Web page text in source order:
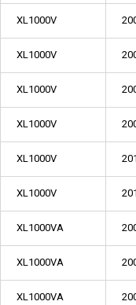
XL1000V
XL1000V
XL1000V
XL1000V
XL1000V
XL1000V
XL1000VA
XL1000VA
XL1000VA